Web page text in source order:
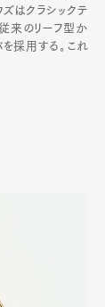
はクラシックテ
来のリーフ型か
を採用する｡これ